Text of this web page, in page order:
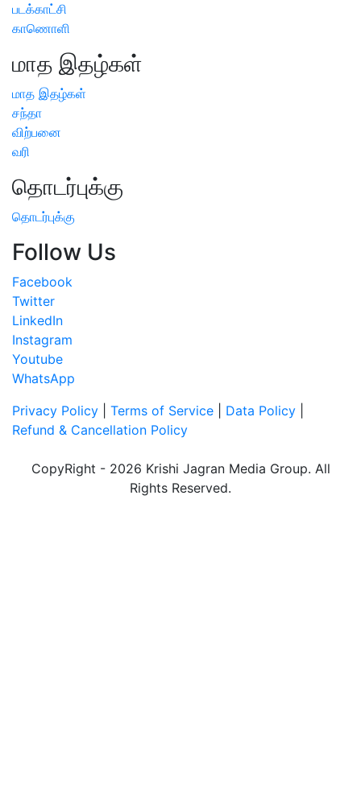
படக்காட்சி
காணொளி
மாத இதழ்கள்
மாத இதழ்கள்
சந்தா
விற்பனை
வரி
தொடர்புக்கு
தொடர்புக்கு
Follow Us
Facebook
Twitter
LinkedIn
Instagram
Youtube
WhatsApp
Privacy Policy
Terms of Service Data Policy
Refund & Cancellation Policy
CopyRight - 2026 Krishi Jagran Media Group. All
Rights Reserved.